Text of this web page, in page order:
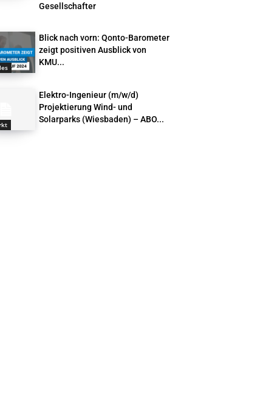
Gesellschafter
Blick nach vorn: Qonto-Barometer
zeigt positiven Ausblick von
KMU...
Elektro-Ingenieur (m/w/d)
Projektierung Wind- und
Solarparks (Wiesbaden) – ABO...